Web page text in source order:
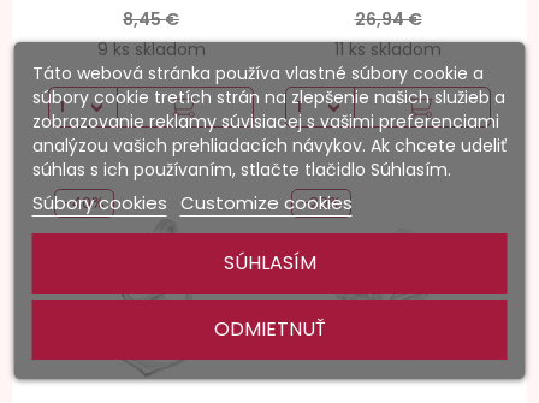
8,45 €
9 ks skladom
26,94 €
11 ks skladom
-40% -20%
Táto webová stránka používa vlastné súbory cookie a
súbory cookie tretích strán na zlepšenie našich služieb a
zobrazovanie reklamy súvisiacej s vašimi preferenciami
analýzou vašich prehliadacích návykov. Ak chcete udeliť
súhlas s ich používaním, stlačte tlačidlo Súhlasím.
Súbory cookies Customize cookies
ODMIETNUŤ
SÚHLASÍM